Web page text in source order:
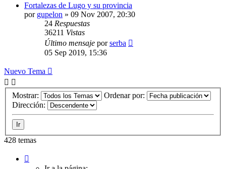
Fortalezas de Lugo y su provincia
por gupelon » 09 Nov 2007, 20:30
24 Respuestas
36211 Vistas
Último mensaje porserba
05 Sep 2019, 15:36
Nuevo Tema
Mostrar:
Ordenar por:
Dirección:
428 temas